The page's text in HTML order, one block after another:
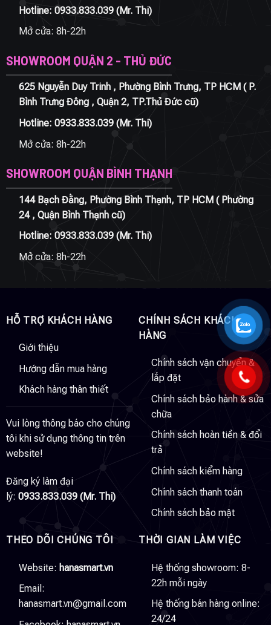
Hotline: 0933.833.039(Mr. Thi)
Mở cửa: 8h-22h
SHOWROOM QUẬN 2 - THỦ ĐỨC
625 Nguyễn Duy Trinh , Phường Bình Trưng, TP HCM ( P.
Bình Trưng Đông , Quận 2, TP.Thủ Đức cũ)
Hotline: 0933.833.039(Mr. Thi)
Mở cửa: 8h-22h
SHOWROOM QUẬN BÌNH THẠNH
144 Bạch Đằng, Phường Bình Thạnh, TP HCM ( Phường
24 , Quận Bình Thạnh cũ)
Hotline: 0933.833.039(Mr. Thi)
Mở cửa: 8h-22h
HỖ TRỢ KHÁCH HÀNG
Giới thiệu
Hướng dẫn mua hàng
Khách hàng thân thiết
Vui lòng thông báo cho chúng
tôi khi sử dụng thông tin trên
website!
Đăng ký làm đại
lý: 0933.833.039 (Mr. Thi)
CHÍNH SÁCH KHÁCH
HÀNG
Chính sách vận chuyển &
lắp đặt
Chính sách bảo hành & sửa
chữa
Chính sách hoàn tiền & đổi
trả
Chính sách kiểm hàng
Chính sách thanh toán
Chính sách bảo mật
THEO DÕI CHÚNG TÔI
Website: hanasmart.vn
Email:
hanasmart.vn@gmail.com
THỜI GIAN LÀM VIỆC
Hệ thống showroom: 8-
22h mỗi ngày
Hệ thống bán hàng online:
24/24